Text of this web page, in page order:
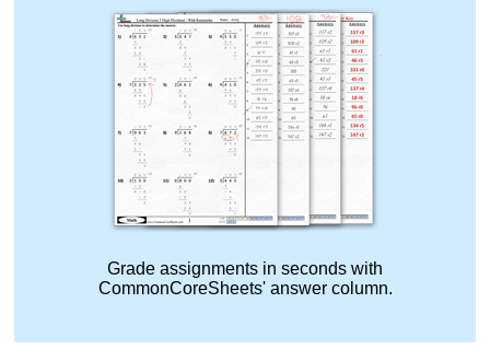
Grade assignments in seconds with
CommonCoreSheets' answer column.